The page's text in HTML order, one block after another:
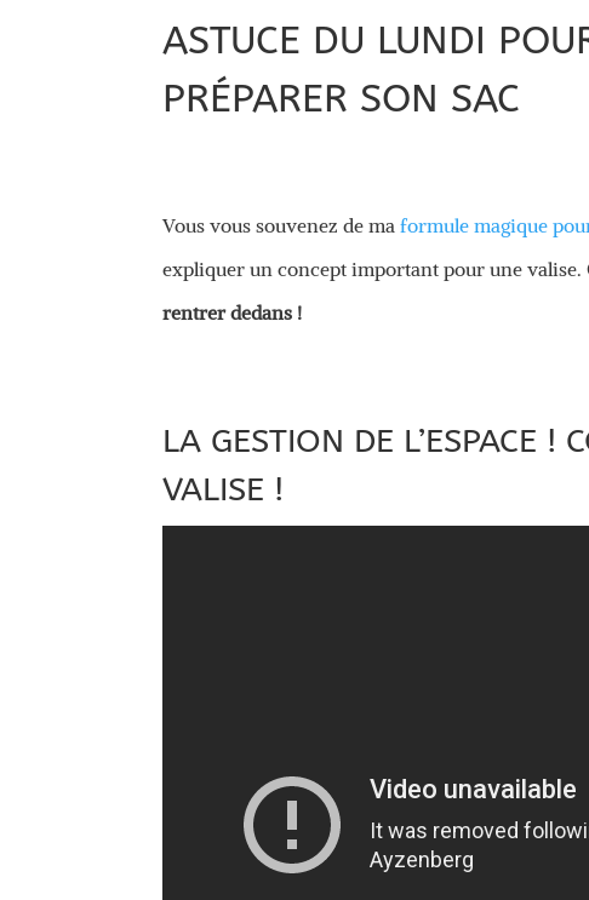
ASTUCE DU LUNDI
PRÉPARER SON SAC
Vous vous souvenez de maformule magique
expliquer un concept important pour une valise.
rentrer dedans !
LA GESTION DE L’ESPACE !
VALISE !